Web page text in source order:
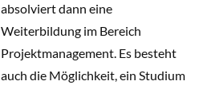
absolviert dann eine
Weiterbildung im Bereich
Projektmanagement. Es besteht
auch die Möglichkeit, ein Studium